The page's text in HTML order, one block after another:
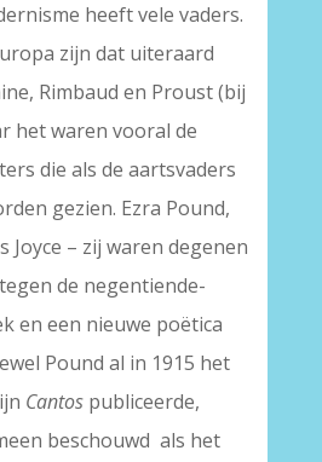
heeft vele vaders.
zijn dat uiteraard
Rimbaud en Proust (bij
het waren vooral de
die als de aartsvaders
gezien. Ezra Pound,
Joyce – zij waren degenen
de negentiende-
en een nieuwe poëtica
Pound al in 1915 het
Cantospubliceerde,
beschouwd als het